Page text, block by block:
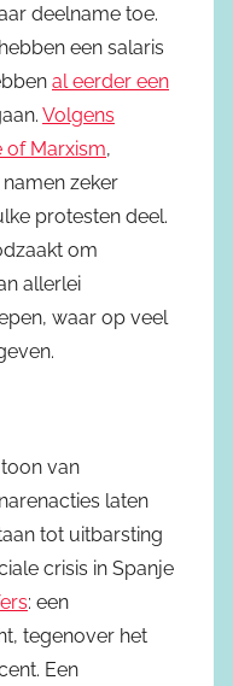
deelname toe.
een salaris
al eerder een
Volgens
of Marxism,
zeker
protesten deel.
om
allerlei
waar op veel
van
laten
tot uitbarsting
crisis in Spanje
: een
tegenover het
Een